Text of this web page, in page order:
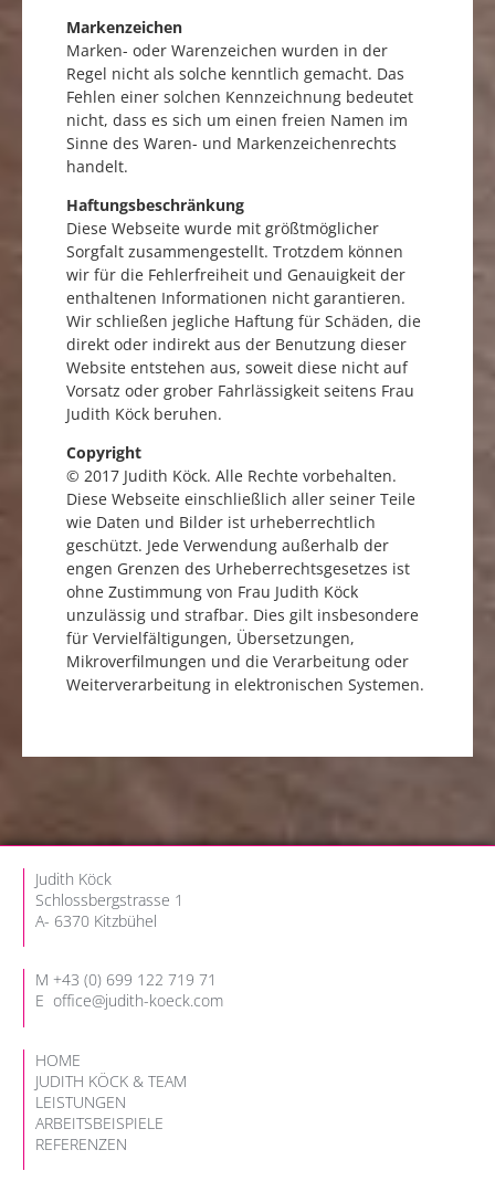
Markenzeichen
Marken- oder Warenzeichen wurden in der
Regel nicht als solche kenntlich gemacht. Das
Fehlen einer solchen Kennzeichnung bedeutet
nicht, dass es sich um einen freien Namen im
Sinne des Waren- und Markenzeichenrechts
handelt.
Haftungsbeschränkung
Diese Webseite wurde mit größtmöglicher
Sorgfalt zusammengestellt. Trotzdem können
wir für die Fehlerfreiheit und Genauigkeit der
enthaltenen Informationen nicht garantieren.
Wir schließen jegliche Haftung für Schäden, die
direkt oder indirekt aus der Benutzung dieser
Website entstehen aus, soweit diese nicht auf
Vorsatz oder grober Fahrlässigkeit seitens Frau
Judith Köck beruhen.
Copyright
© 2017 Judith Köck. Alle Rechte vorbehalten.
Diese Webseite einschließlich aller seiner Teile
wie Daten und Bilder ist urheberrechtlich
geschützt. Jede Verwendung außerhalb der
engen Grenzen des Urheberrechtsgesetzes ist
ohne Zustimmung von Frau Judith Köck
unzulässig und strafbar. Dies gilt insbesondere
für Vervielfältigungen, Übersetzungen,
Mikroverfilmungen und die Verarbeitung oder
Weiterverarbeitung in elektronischen Systemen.
Judith Köck
Schlossbergstrasse 1
A- 6370 Kitzbühel
M +43 (0) 699 122 719 71
E office@judith-koeck.com
HOME
JUDITH KÖCK & TEAM
LEISTUNGEN
ARBEITSBEISPIELE
REFERENZEN